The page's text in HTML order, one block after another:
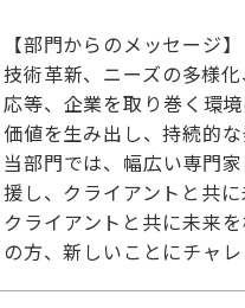
【部門からのメッセージ】
技術革新、ニーズの多様
応等、企業を取り巻く環
価値を生み出し、持続的
当部門では、幅広い専門
援し、クライアントと共
クライアントと共に未来
の方、新しいことにチャ